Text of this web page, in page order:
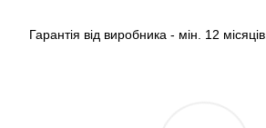
Гарантія від виробника - мін. 12 місяців.